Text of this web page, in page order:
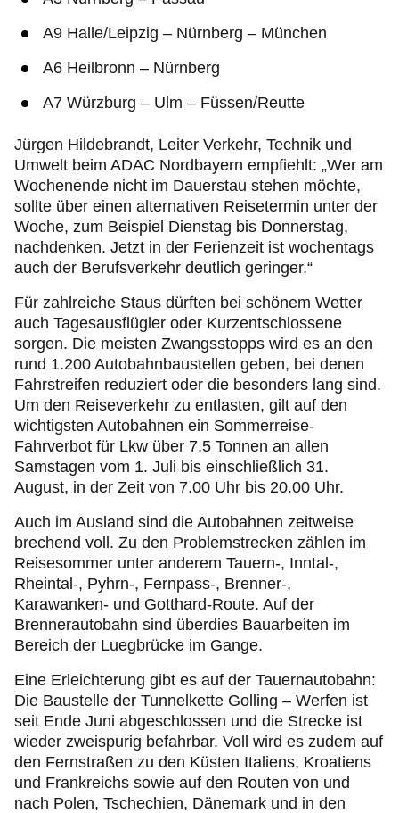
A9 Halle/Leipzig – Nürnberg – München
A6 Heilbronn – Nürnberg
A7 Würzburg – Ulm – Füssen/Reutte
Jürgen Hildebrandt, Leiter Verkehr, Technik und
Umwelt beim ADAC Nordbayern empfiehlt: „Wer am
Wochenende nicht im Dauerstau stehen möchte,
sollte über einen alternativen Reisetermin unter der
Woche, zum Beispiel Dienstag bis Donnerstag,
nachdenken. Jetzt in der Ferienzeit ist wochentags
auch der Berufsverkehr deutlich geringer.“
Für zahlreiche Staus dürften bei schönem Wetter
auch Tagesausflügler oder Kurzentschlossene
sorgen. Die meisten Zwangsstopps wird es an den
rund 1.200 Autobahnbaustellen geben, bei denen
Fahrstreifen reduziert oder die besonders lang sind.
Um den Reiseverkehr zu entlasten, gilt auf den
wichtigsten Autobahnen ein Sommerreise-
Fahrverbot für Lkw über 7,5 Tonnen an allen
Samstagen vom 1. Juli bis einschließlich 31.
August, in der Zeit von 7.00 Uhr bis 20.00 Uhr.
Auch im Ausland sind die Autobahnen zeitweise
brechend voll. Zu den Problemstrecken zählen im
Reisesommer unter anderem Tauern-, Inntal-,
Rheintal-, Pyhrn-, Fernpass-, Brenner-,
Karawanken- und Gotthard-Route. Auf der
Brennerautobahn sind überdies Bauarbeiten im
Bereich der Luegbrücke im Gange.
Eine Erleichterung gibt es auf der Tauernautobahn:
Die Baustelle der Tunnelkette Golling – Werfen ist
seit Ende Juni abgeschlossen und die Strecke ist
wieder zweispurig befahrbar. Voll wird es zudem auf
den Fernstraßen zu den Küsten Italiens, Kroatiens
und Frankreichs sowie auf den Routen von und
nach Polen, Tschechien, Dänemark und in den